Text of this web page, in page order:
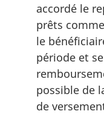
accordé le
prêts
le
période et
possible de
de